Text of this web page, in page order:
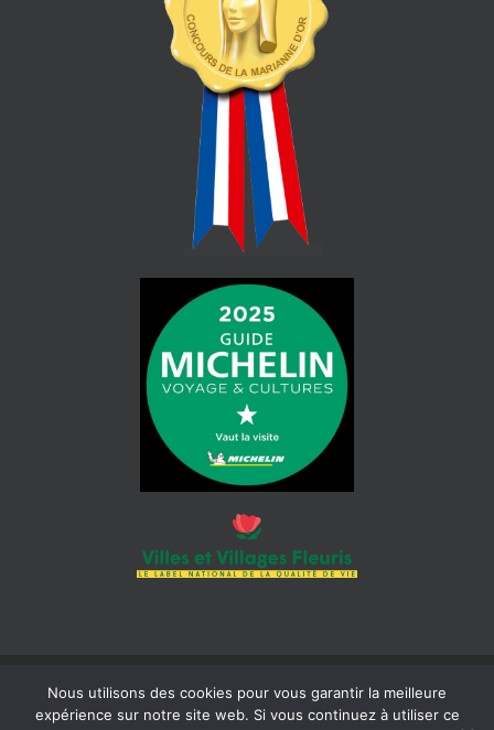
© 2026 Mairie de Cotignac | Tous droits réservés | Siret : 218 300
465 000 18 |Mentions légales| Réalisation :Béaba-informatique
Nous utilisons des cookies pour vous garantir la meilleure
expérience sur notre site web. Si vous continuez à utiliser ce